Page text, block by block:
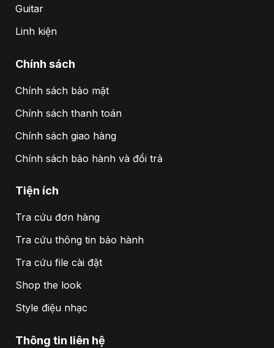
Guitar
Linh kiện
Chính sách
Chính sách bảo mật
Chính sách thanh toán
Chính sách giao hàng
Chính sách bảo hành và đổi trả
Tiện ích
Tra cứu đơn hàng
Tra cứu thông tin bảo hành
Tra cứu file cài đặt
Shop the look
Style điệu nhạc
Thông tin liên hệ